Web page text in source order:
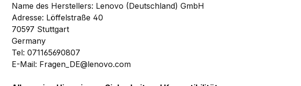
Name des Herstellers: Lenovo (Deutschland) GmbH
Adresse: Löffelstraße 40
70597 Stuttgart
Germany
Tel: 071165690807
E-Mail: Fragen_DE@lenovo.com